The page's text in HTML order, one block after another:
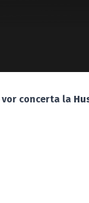
vor concerta la